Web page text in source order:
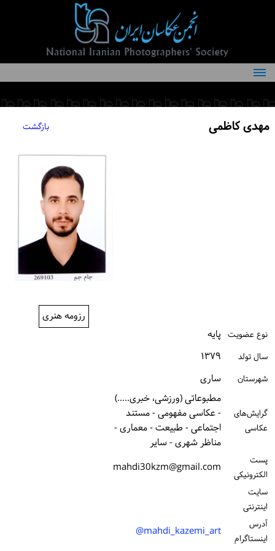
درباره انجمن
کمیته‌های انجمن
مهدی کاظمی بازگشت
رزومه هنری
نوع عضویت پایه
سال تولد ۱۳۷۹
شهرستان ساری
گرایش‌های
عکاسی
مطبوعاتی (ورزشی، خبری.....)
- عکاسی مفهومی - مستند
اجتماعی - طبیعت - معماری -
مناظر شهری - سایر
پست
الكترونیكی
mahdi30kzm@gmail.com
سایت
اینترنتی
آدرس
اینستاگرام
mahdi_kazemi_art@